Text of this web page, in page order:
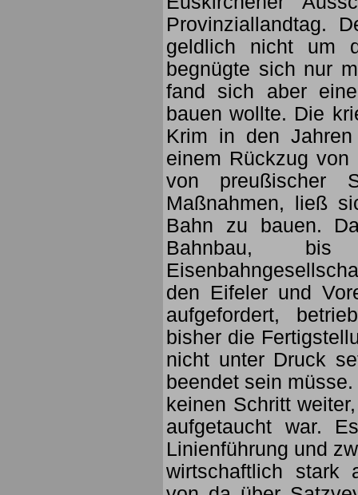
Provinziallandtag.
geldlich nicht um
begnügte sich nur
fand sich aber
bauen wollte. Die
Krim in den
einem Rückzug
von preußischer
Maßnahmen, ließ
Bahn zu bauen.
Bahnbau,
den Eifeler und
aufgefordert,
bisher die
nicht unter Druck
beendet sein
keinen Schritt
aufgetaucht war.
Linienführung und
wirtschaftlich stark